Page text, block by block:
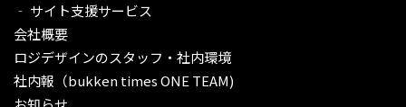
‐ サイト支援サービス
会社概要
ロジデザインのスタッフ・社内環境
社内報（bukken times ONE TEAM)